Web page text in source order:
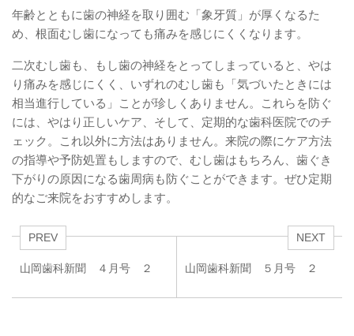
年齢とともに歯の神経を取り囲む「象牙質」が厚くなるた
め、根面むし歯になっても痛みを感じにくくなります。
二次むし歯も、もし歯の神経をとってしまっていると、やは
り痛みを感じにくく、いずれのむし歯も「気づいたときには
相当進行している」ことが珍しくありません。これらを防ぐ
には、やはり正しいケア、そして、定期的な歯科医院でのチ
ェック。これ以外に方法はありません。来院の際にケア方法
の指導や予防処置もしますので、むし歯はもちろん、歯ぐき
下がりの原因になる歯周病も防ぐことができます。ぜひ定期
的なご来院をおすすめします。
PREV
山岡歯科新聞 ４月号 ２
NEXT
山岡歯科新聞 ５月号 ２